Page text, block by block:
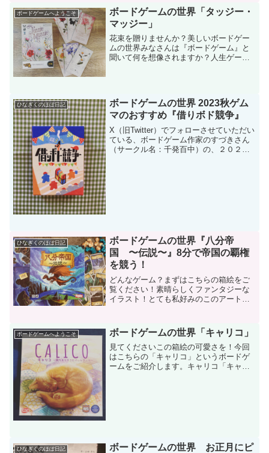
『ドッグ・パーク』１〜４人10歳以上４
０〜８０分地元の犬...
ボードゲームへようこそ
ボードゲームの世界「タッジー・
マッジー」
花束を贈りませんか？美しいボードゲー
ムの世界みなさんは『ボードゲーム』と
聞いて何を想像されますか？人生ゲーム
ボードゲームの世界に...
ひなぎくのほぼ日記
ボードゲームの世界 2023秋ゲム
マのおすすめ『借りボド競争』
X（旧Twitter）でフォローさせていただい
ている、ボードゲーム作家のすづきさん
（サークル名：千発百中）の、２０２３
ひなぎくのほぼ日記
ボードゲームの世界『八分帝
国 〜伝説〜』8分で帝国の覇権
を競う！
どんなゲーム？まずはこちらの箱絵をご
覧ください！素晴らしくファンタジーな
イラスト！とても私好みのこのアートワ
以前どハマりした『ロアム』や『アバブ
＆ビロウ』に作者でもあり...
ボードゲームへようこそ ボードゲームの世界「キャリコ」
見てくださいこの箱絵の可愛さを！今回
はこちらの「キャリコ」というボードゲ
ームをご紹介します。キャリコ「キャリ
ひなぎくのほぼ日記
ボードゲームの世界 お正月にピ